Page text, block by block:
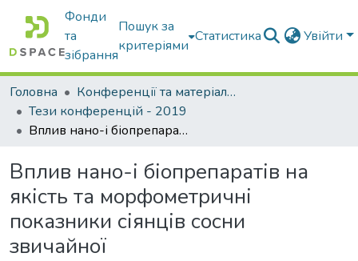
Фонди
та
зібрання
Пошук за
критеріями
Статистика Увійти
Головна
Конференції та матеріали конференцій
Тези конференцій - 2019
Вплив нано-і біопрепаратів на якість та морфометричні показники сіянців сосни звичайної
Вплив нано-і біопрепаратів на
якість та морфометричні
показники сіянців сосни
звичайної